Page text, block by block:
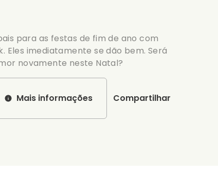
para as festas de fim de ano com
Eles imediatamente se dão bem. Será
novamente neste Natal?
Mais informações Compartilhar